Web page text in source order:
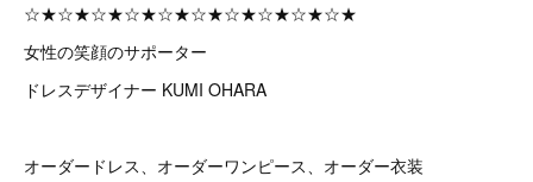
☆★☆★☆★☆★☆★☆★☆★☆★☆★☆★
女性の笑顔のサポーター
ドレスデザイナー KUMI OHARA
オーダードレス、オーダーワンピース、オーダー衣装